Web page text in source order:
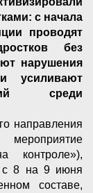
с начала
проводят
без
нарушения
усиливают
среди
направления
мероприятие
контроле»),
с 8 на 9 июня
составе,